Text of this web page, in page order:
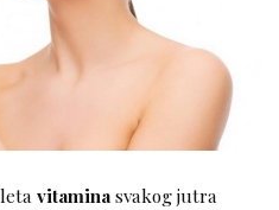
vitaminasvakog jutra